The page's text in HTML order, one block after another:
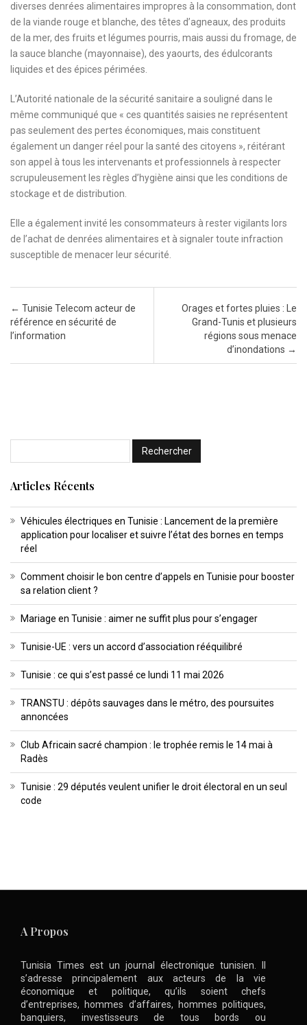
diverses denrées alimentaires impropres à la consommation, dont
de la viande rouge et blanche, des têtes d’agneaux, des produits
de la mer, des fruits et légumes pourris, mais aussi du fromage, de
la sauce blanche (mayonnaise), des yaourts, des édulcorants
liquides et des épices périmées.
L’Autorité nationale de la sécurité sanitaire a souligné dans le
même communiqué que « ces quantités saisies ne représentent
pas seulement des pertes économiques, mais constituent
également un danger réel pour la santé des citoyens », réitérant
son appel à tous les intervenants et professionnels à respecter
scrupuleusement les règles d’hygiène ainsi que les conditions de
stockage et de distribution.
Elle a également invité les consommateurs à rester vigilants lors
de l’achat de denrées alimentaires et à signaler toute infraction
susceptible de menacer leur sécurité.
Post navigation
← Tunisie Telecom acteur de
référence en sécurité de
l’information
Orages et fortes pluies : Le
Grand-Tunis et plusieurs
régions sous menace
d’inondations →
Articles Récents
Véhicules électriques en Tunisie : Lancement de la première
application pour localiser et suivre l’état des bornes en temps
réel
Comment choisir le bon centre d’appels en Tunisie pour booster
sa relation client ?
Mariage en Tunisie : aimer ne suffit plus pour s’engager
Tunisie-UE : vers un accord d’association rééquilibré
Tunisie : ce qui s’est passé ce lundi 11 mai 2026
TRANSTU : dépôts sauvages dans le métro, des poursuites
annoncées
Club Africain sacré champion : le trophée remis le 14 mai à
Radès
Tunisie : 29 députés veulent unifier le droit électoral en un seul
code
A Propos
Tunisia Times est un journal électronique tunisien. Il
s’adresse principalement aux acteurs de la vie
économique et politique, qu’ils soient chefs
d’entreprises, hommes d’affaires, hommes politiques,
banquiers, investisseurs de tous bords ou